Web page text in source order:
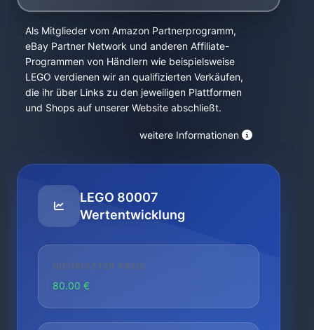
Als Mitglieder vom Amazon Partnerprogramm,
eBay Partner Network und anderen Affiliate-
Programmen von Händlern wie beispielsweise
LEGO verdienen wir an qualifizierten Verkäufen,
die ihr über Links zu den jeweiligen Plattformen
und Shops auf unserer Website abschließt.
weitere Informationen
LEGO 80007
Wertentwicklung
NIEDRIGSTER PREIS
80.00 €